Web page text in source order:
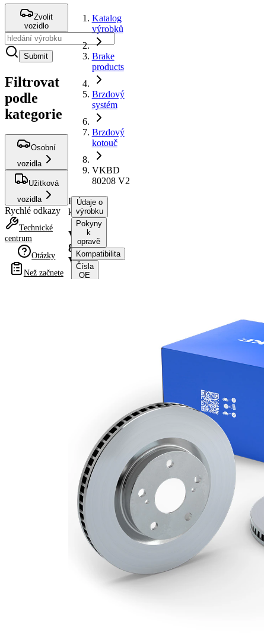
Zvolit
vozidlo
Submit
Filtrovat
podle
kategorie
Osobní
vozidla
Užitková
vozidla
Rychlé odkazy
Technické
centrum
Otázky
Než začnete
Katalog
výrobků
Brake
products
Brzdový
systém
Brzdový
kotouč
VKBD
80208 V2
Brzdový
kotouč
VKBD
80208
V2
Údaje o
výrobku
Pokyny
k
opravě
Kompatibilita
Čísla
OE
26 mm
počet děr
1
Vnější
průměr
285 mm
Počet děr
5
Centrovací
průměr
59 mm
Kruhový
vyvrt Ø 2
98 mm
povrch
nátěr